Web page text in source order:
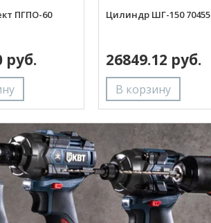
ПГПО-60
руб.
Цилиндр ШГ-150 70455
26849.12 руб.